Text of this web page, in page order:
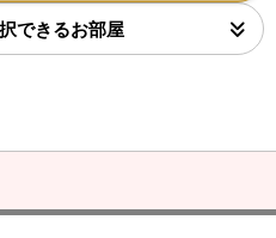
できるお部屋